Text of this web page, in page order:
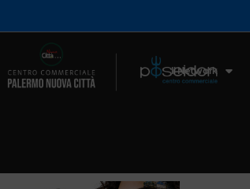
Il Network